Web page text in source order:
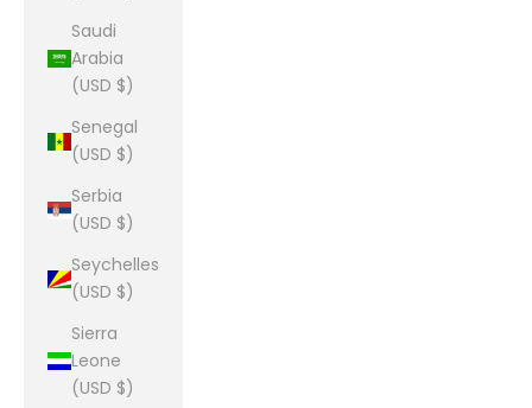
Saudi
Arabia
(USD $)
Senegal
(USD $)
Serbia
(USD $)
Seychelles
(USD $)
Sierra
Leone
(USD $)